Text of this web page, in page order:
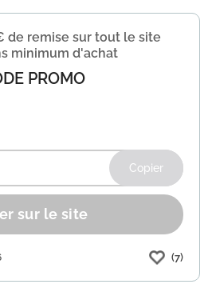
de remise sur tout le site
minimum d'achat
PROMO
Copier
sur le site
10€ de réduction sur
(7)